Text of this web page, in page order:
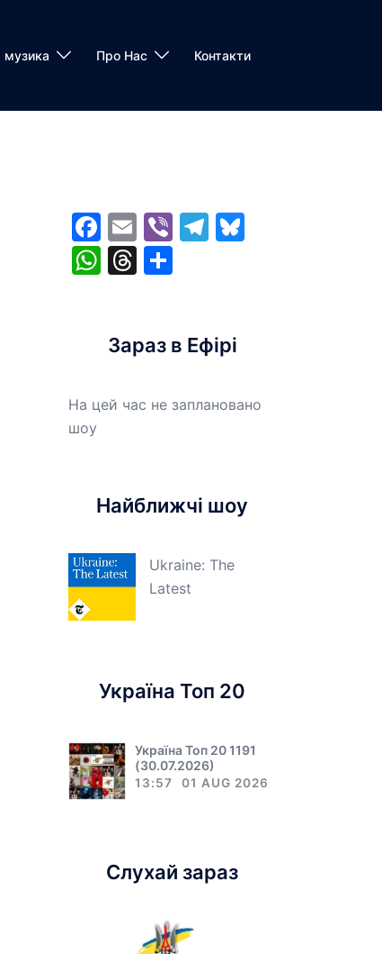
музика Про Нас Контакти
Facebook
EmailViberTelegram
Bluesky
WhatsApp
Threads
Share
Зараз в Ефірі
На цей час не заплановано
шоу
Найближчі шоу
Ukraine: The
Latest
Україна Топ 20
Україна Топ 20 1191
(30.07.2026)
13:57 01 AUG 2026
Слухай зараз